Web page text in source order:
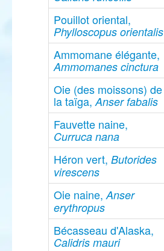
Pouillot oriental,
Phylloscopus orientalis
Ammomane élégante,
Ammomanes cinctura
Oie (des moissons) de
la taïga,Anser fabalis
Fauvette naine,
Curruca nana
Héron vert, Butorides
virescens
Oie naine,Anser
erythropus
Bécasseau d'Alaska,
Calidris mauri